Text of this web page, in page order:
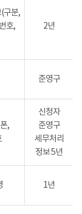
구분,
호,
2년
준영구
,
신청자
준영구
세무처리
정보 5년
1년